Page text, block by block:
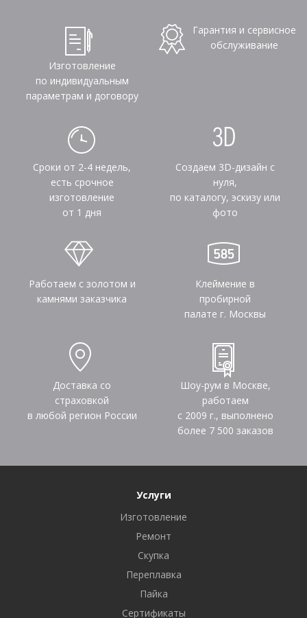
Изготовление
по индивидуальным
параметрам и договору
Гарантия и сервисное
обслуживание
Сроки от 2-4 недель,
есть срочное
изготовление
от 1 дня
Создаем 3D-дизайн с
нуля,
по каталогу, эскизу или
фото
Работаем с золотом и
камнями заказчика
Клеймение в
пробирной
палате г. Москвы
Доставка со
страховкой
в любой регион России
Шоу-рум в Москве,
работаем
с 2009 г., выполнено
более 7 500 заказов
Услуги
Изготовление
Ремонт
Скупка
Переплавка
Пайка
Сертификаты